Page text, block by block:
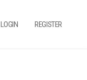
LOGIN REGISTER